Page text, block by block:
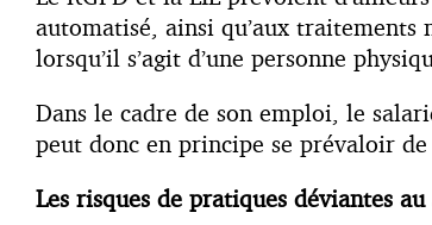
automatisé, ainsi qu’aux traitements
lorsqu’il s’agit d’une personne
Dans le cadre de son emploi, le
peut donc en principe se prévaloir
Les risques de pratiques déviantes